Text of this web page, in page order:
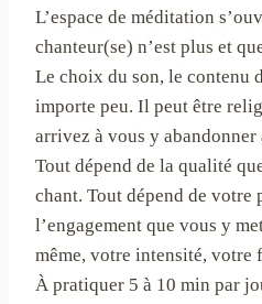
L’espace de méditation
chanteur(se) n’est plus et
Le choix du son, le contenu
importe peu. Il peut être
arrivez à vous y
Tout dépend de la qualité
chant. Tout dépend de votre
l’engagement que vous y
même, votre intensité, votre
À pratiquer 5 à 10 min par